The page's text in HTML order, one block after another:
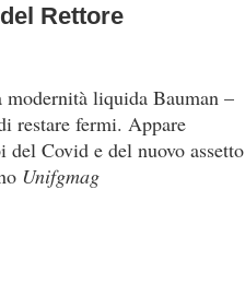
Rettore
liquida Bauman –
restare fermi. Appare
Covid e del nuovo assetto
Unifgmag